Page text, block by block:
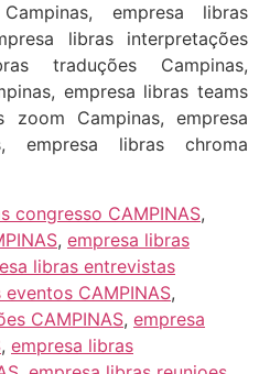
empresa libras
libras interpretações
traduções Campinas,
empresa libras teams
zoom Campinas, empresa
empresa libras chroma
congresso CAMPINAS,
, empresa libras
libras entrevistas
CAMPINAS,
CAMPINAS, empresa
, empresa libras